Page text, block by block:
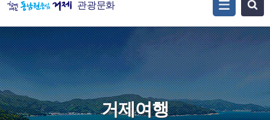
관광문화
거제여행